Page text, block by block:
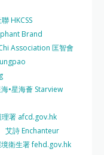
HKCSS
Brand
Association 匡智會
•星海薈 Starview
理署 afcd.gov.hk
艾詩 Enchanteur
衛生署 fehd.gov.hk